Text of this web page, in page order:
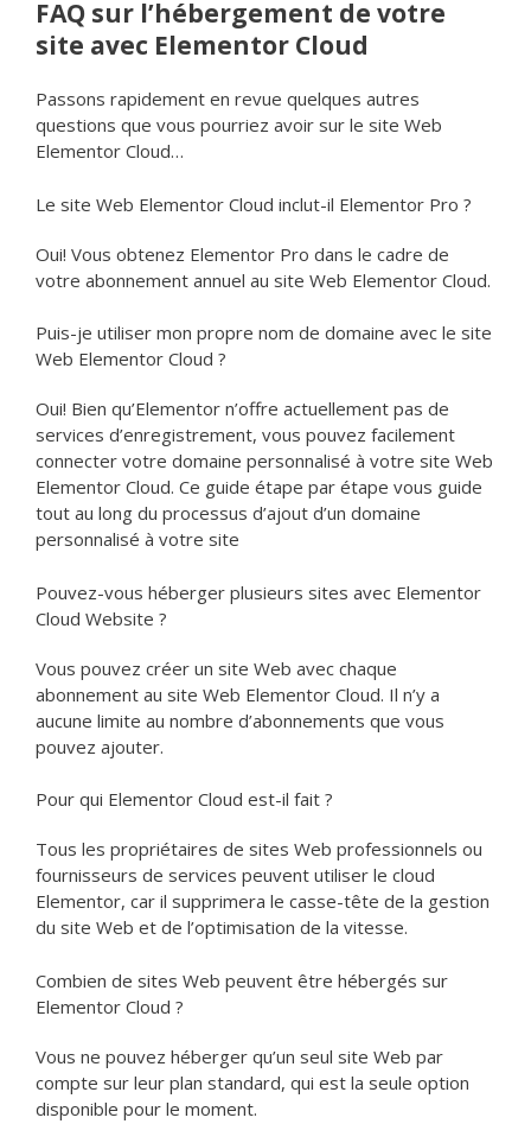
FAQ sur l’hébergement de votre
site avec Elementor Cloud
Passons rapidement en revue quelques autres
questions que vous pourriez avoir sur le site Web
Elementor Cloud…
Le site Web Elementor Cloud inclut-il Elementor Pro ?
Oui! Vous obtenez Elementor Pro dans le cadre de
votre abonnement annuel au site Web Elementor Cloud.
Puis-je utiliser mon propre nom de domaine avec le site
Web Elementor Cloud ?
Oui! Bien qu’Elementor n’offre actuellement pas de
services d’enregistrement, vous pouvez facilement
connecter votre domaine personnalisé à votre site Web
Elementor Cloud. Ce guide étape par étape vous guide
tout au long du processus d’ajout d’un domaine
personnalisé à votre site
Pouvez-vous héberger plusieurs sites avec Elementor
Cloud Website ?
Vous pouvez créer un site Web avec chaque
abonnement au site Web Elementor Cloud. Il n’y a
aucune limite au nombre d’abonnements que vous
pouvez ajouter.
Pour qui Elementor Cloud est-il fait ?
Tous les propriétaires de sites Web professionnels ou
fournisseurs de services peuvent utiliser le cloud
Elementor, car il supprimera le casse-tête de la gestion
du site Web et de l’optimisation de la vitesse.
Combien de sites Web peuvent être hébergés sur
Elementor Cloud ?
Vous ne pouvez héberger qu’un seul site Web par
compte sur leur plan standard, qui est la seule option
disponible pour le moment.